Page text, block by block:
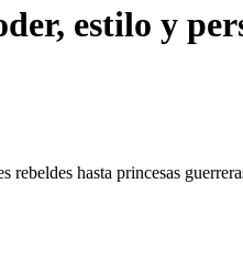
estilo y
rebeldes hasta princesas